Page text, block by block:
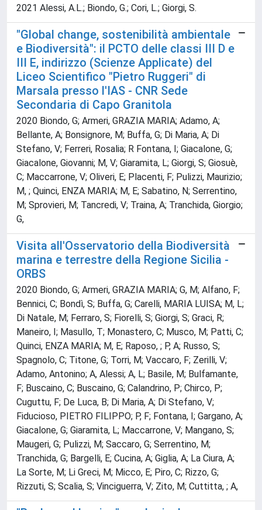
2021 Alessi, A.L.; Biondo, G.; Cori, L.; Giorgi, S.
"Global change, sostenibilità ambientale
e Biodiversità": il PCTO delle classi III D e
III E, indirizzo (Scienze Applicate) del
Liceo Scientifico "Pietro Ruggeri" di
Marsala presso l'IAS - CNR Sede
Secondaria di Capo Granitola
2020 Biondo, G; Armeri, GRAZIA MARIA; Adamo, A;
Bellante, A; Bonsignore, M; Buffa, G; Di Maria, A; Di
Stefano, V; Ferreri, Rosalia; R Fontana, I; Giacalone, G;
Giacalone, Giovanni; M, V; Giaramita, L; Giorgi, S; Giosuè,
C; Maccarrone, V; Oliveri, E; Placenti, F; Pulizzi, Maurizio;
M, ; Quinci, ENZA MARIA; M, E; Sabatino, N; Serrentino,
M; Sprovieri, M; Tancredi, V; Traina, A; Tranchida, Giorgio;
G,
Visita all'Osservatorio della Biodiversità
marina e terrestre della Regione Sicilia -
ORBS
2020 Biondo, G; Armeri, GRAZIA MARIA; G, M; Alfano, F;
Bennici, C; Bondì, S; Buffa, G; Carelli, MARIA LUISA; M, L;
Di Natale, M; Ferraro, S; Fiorelli, S; Giorgi, S; Graci, R;
Maneiro, I; Masullo, T; Monastero, C; Musco, M; Patti, C;
Quinci, ENZA MARIA; M, E; Raposo, ; P, A; Russo, S;
Spagnolo, C; Titone, G; Torri, M; Vaccaro, F; Zerilli, V;
Adamo, Antonino; A, Alessi; A, L; Basile, M; Bulfamante,
F; Buscaino, C; Buscaino, G; Calandrino, P; Chirco, P;
Cuguttu, F; De Luca, B; Di Maria, A; Di Stefano, V;
Fiducioso, PIETRO FILIPPO; P, F; Fontana, I; Gargano, A;
Giacalone, G; Giaramita, L; Maccarrone, V; Mangano, S;
Maugeri, G; Pulizzi, M; Saccaro, G; Serrentino, M;
Tranchida, G; Bargelli, E; Cucina, A; Giglia, A; La Ciura, A;
La Sorte, M; Li Greci, M; Micco, E; Piro, C; Rizzo, G;
Rizzuti, S; Scalia, S; Vinciguerra, V; Zito, M; Cuttitta, ; A,